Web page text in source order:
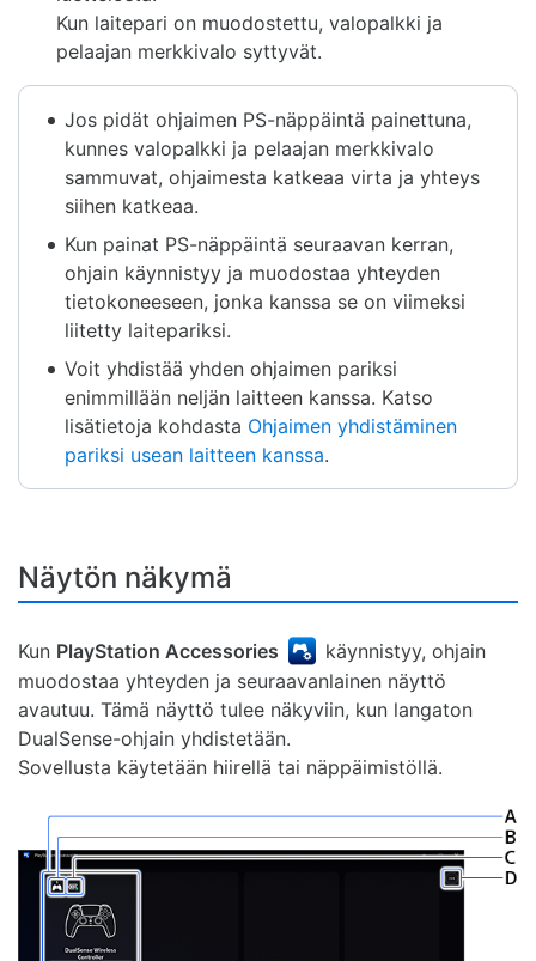
Kun laitepari on muodostettu, valopalkki ja
pelaajan merkkivalo syttyvät.
Jos pidät ohjaimen PS-näppäintä painettuna,
kunnes valopalkki ja pelaajan merkkivalo
sammuvat, ohjaimesta katkeaa virta ja yhteys
siihen katkeaa.
Kun painat PS-näppäintä seuraavan kerran,
ohjain käynnistyy ja muodostaa yhteyden
tietokoneeseen, jonka kanssa se on viimeksi
liitetty laitepariksi.
Voit yhdistää yhden ohjaimen pariksi
enimmillään neljän laitteen kanssa. Katso
lisätietoja kohdasta Ohjaimen yhdistäminen
pariksi usean laitteen kanssa.
Näytön näkymä
Kun PlayStation Accessories
käynnistyy, ohjain
muodostaa yhteyden ja seuraavanlainen näyttö
avautuu. Tämä näyttö tulee näkyviin, kun langaton
DualSense-ohjain yhdistetään.
Sovellusta käytetään hiirellä tai näppäimistöllä.